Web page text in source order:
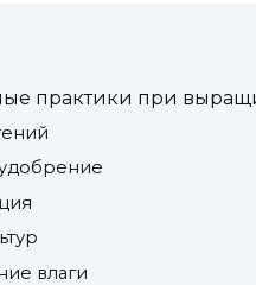
практики при
влаги